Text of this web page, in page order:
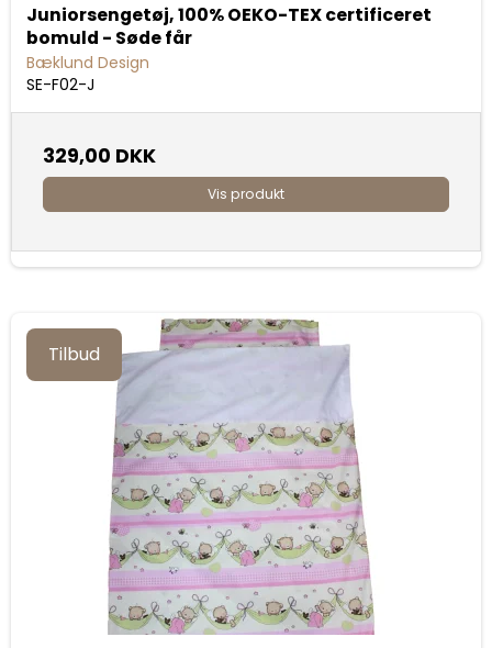
Juniorsengetøj, 100% OEKO-TEX certificeret
bomuld - Søde får
Bæklund Design
SE-F02-J
329,00 DKK
Vis produkt
Tilbud